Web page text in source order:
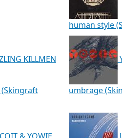
human style
KILLMEN
umbrage